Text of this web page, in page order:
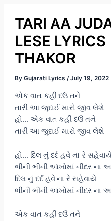
TARI AA
LESE
THAKOR
By Gujarati Lyrics /July 19, 2022
એક વાત કહી દઉં તને
તારી આ જુદાઈ મારો જીવ લેશે
હો… એક વાત કહી દઉં તને
તારી આ જુદાઈ મારો જીવ લેશે
હો… દિલ નું દર્દ હવે ના રે સહેવાયે
ભીની ભીની આંખોમાં નીંદર ના
દિલ નું દર્દ હવે ના રે સહેવાયે
ભીની ભીની આંખોમાં નીંદર ના
એક વાત કહી દઉં તને